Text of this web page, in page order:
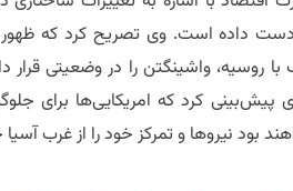
دست داده است. وی تصریح کرد که
با روسیه، واشینگتن را در وضعیتی
پیش‌بینی کرد که امریکایی‌ها برای
بود نیروها و تمرکز خود را از غرب